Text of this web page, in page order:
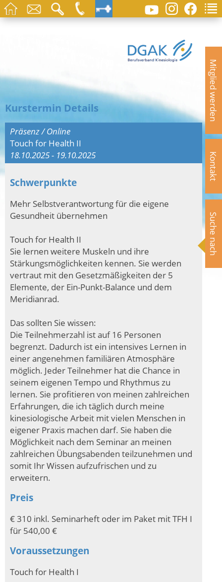
Mitglied werden
Kontakt
Suche nach
Kurstermin Details
Präsenz / Online
Touch for Health II
18.10.2025 - 19.10.2025
Schwerpunkte
Mehr Selbstverantwortung für die eigene
Gesundheit übernehmen
Touch for Health II
Sie lernen weitere Muskeln und ihre
Stärkungsmöglichkeiten kennen. Sie werden
vertraut mit den Gesetzmäßigkeiten der 5
Elemente, der Ein-Punkt-Balance und dem
Meridianrad.
Das sollten Sie wissen:
Die Teilnehmerzahl ist auf 16 Personen
begrenzt. Dadurch ist ein intensives Lernen in
einer angenehmen familiären Atmosphäre
möglich. Jeder Teilnehmer hat die Chance in
seinem eigenen Tempo und Rhythmus zu
lernen. Sie profitieren von meinen zahlreichen
Erfahrungen, die ich täglich durch meine
kinesiologische Arbeit mit vielen Menschen in
eigener Praxis machen darf. Sie haben die
Möglichkeit nach dem Seminar an meinen
zahlreichen Übungsabenden teilzunehmen und
somit Ihr Wissen aufzufrischen und zu
erweitern.
Preis
€ 310 inkl. Seminarheft oder im Paket mit TFH I
für 540,00 €
Voraussetzungen
Touch for Health I